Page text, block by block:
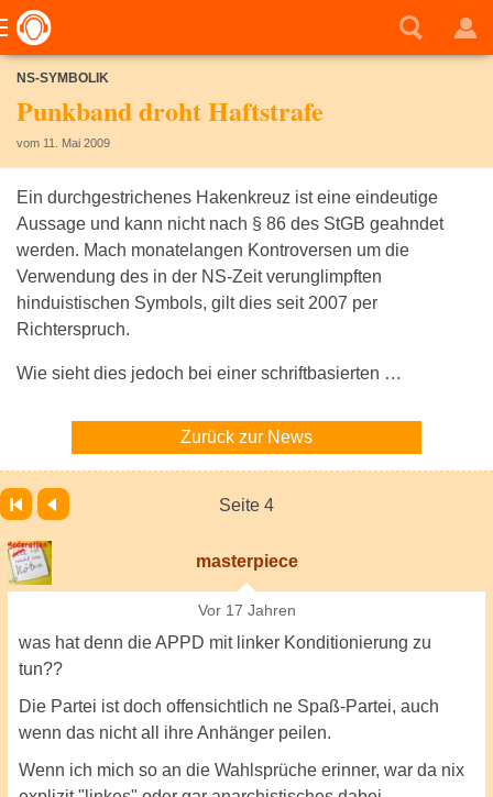
NS-SYMBOLIK
Punkband droht Haftstrafe
vom 11. Mai 2009
Ein durchgestrichenes Hakenkreuz ist eine eindeutige
Aussage und kann nicht nach § 86 des StGB geahndet
werden. Mach monatelangen Kontroversen um die
Verwendung des in der NS-Zeit verunglimpften
hinduistischen Symbols, gilt dies seit 2007 per
Richterspruch.
Wie sieht dies jedoch bei einer schriftbasierten …
Zurück zur News
Seite 4
masterpiece
Vor 17 Jahren
was hat denn die APPD mit linker Konditionierung zu
tun??
Die Partei ist doch offensichtlich ne Spaß-Partei, auch
wenn das nicht all ihre Anhänger peilen.
Wenn ich mich so an die Wahlsprüche erinner, war da nix